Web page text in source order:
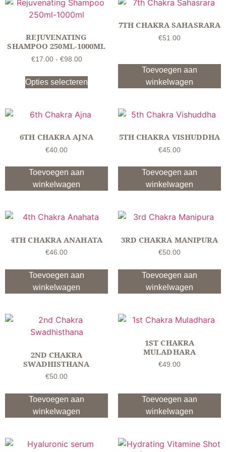
REJUVENATING
SHAMPOO 250ML-1000ML
€17.00 - €98.00
Opties selecteren
7TH CHAKRA SAHASRARA
€51.00
Toevoegen aan
winkelwagen
6TH CHAKRA AJNA
€40.00
Toevoegen aan
winkelwagen
5TH CHAKRA VISHUDDHA
€45.00
Toevoegen aan
winkelwagen
4TH CHAKRA ANAHATA
€46.00
Toevoegen aan
winkelwagen
3RD CHAKRA MANIPURA
€50.00
Toevoegen aan
winkelwagen
2ND CHAKRA
SWADHISTHANA
€50.00
Toevoegen aan
winkelwagen
1ST CHAKRA
MULADHARA
€49.00
Toevoegen aan
winkelwagen